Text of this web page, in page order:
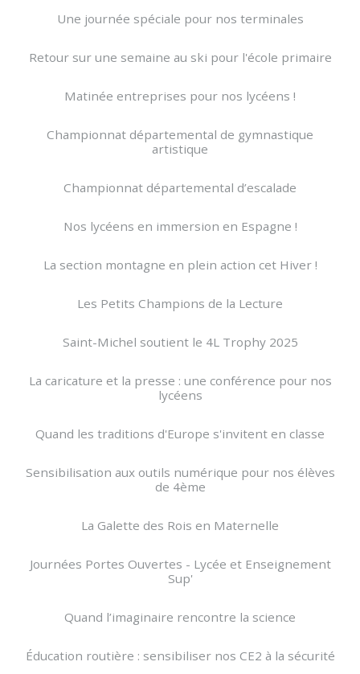
Une journée spéciale pour nos terminales
Retour sur une semaine au ski pour l'école primaire
Matinée entreprises pour nos lycéens !
Championnat départemental de gymnastique
artistique
Championnat départemental d’escalade
Nos lycéens en immersion en Espagne !
La section montagne en plein action cet Hiver !
Les Petits Champions de la Lecture
Saint-Michel soutient le 4L Trophy 2025
La caricature et la presse : une conférence pour nos
lycéens
Quand les traditions d'Europe s'invitent en classe
Sensibilisation aux outils numérique pour nos élèves
de 4ème
La Galette des Rois en Maternelle
Journées Portes Ouvertes - Lycée et Enseignement
Sup'
Quand l’imaginaire rencontre la science
Éducation routière : sensibiliser nos CE2 à la sécurité